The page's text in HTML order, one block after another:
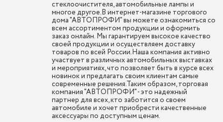
стеклоочистителя, автомобильные лампы и
многое другое.В интернет-магазине торгового
дома "АВТОПРОФИ" вы можете ознакомиться со
всем ассортиментом продукции и оформить
заказ онлайн. Мы гарантируем высокое качество
своей продукции и осуществляем доставку
товаров по всей России.Наша компания активно
участвует в различных автомобильных выставках
и мероприятиях, что позволяет быть в курсе всех
новинок и предлагать своим клиентам самые
современные решения.Таким образом, торговая
компания "АВТОПРОФИ" - это надежный
партнер для всех, кто заботится о своем
автомобиле и хочет приобрести качественные
аксессуары по доступным ценам.